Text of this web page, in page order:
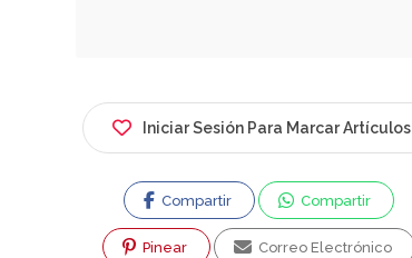
digital y desarrollo de aplicaciones.
Historia y Experiencia: Se fundó al
inicio del fenómeno WWW,
destacando por crear el primer
periódico digital de Chile y una
Iniciar Sesión Para Marcar Artículos
Compartir Compartir
Pinear Correo Electrónico